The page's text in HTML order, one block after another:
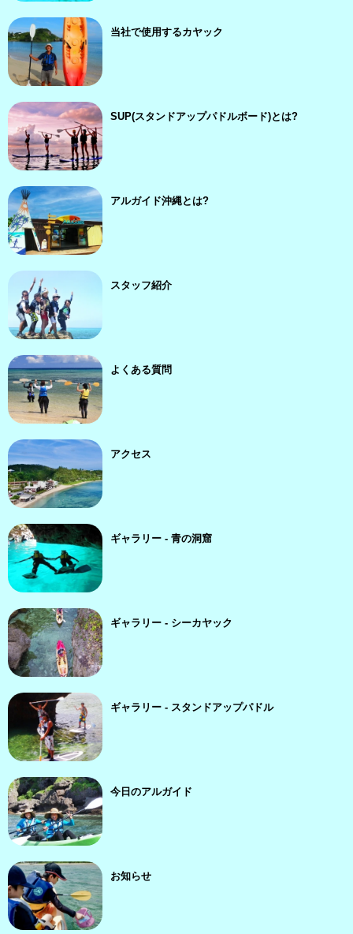
当社で使用するカヤック
SUP(スタンドアップパドルボード)とは?
アルガイド沖縄とは?
スタッフ紹介
よくある質問
アクセス
ギャラリー - 青の洞窟
ギャラリー - シーカヤック
ギャラリー - スタンドアップパドル
今日のアルガイド
お知らせ